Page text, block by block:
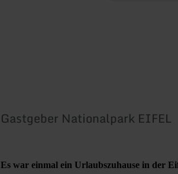
Gastgeber Nationalpark EIFEL
Es war einmal ein Urlaubszuhause in der